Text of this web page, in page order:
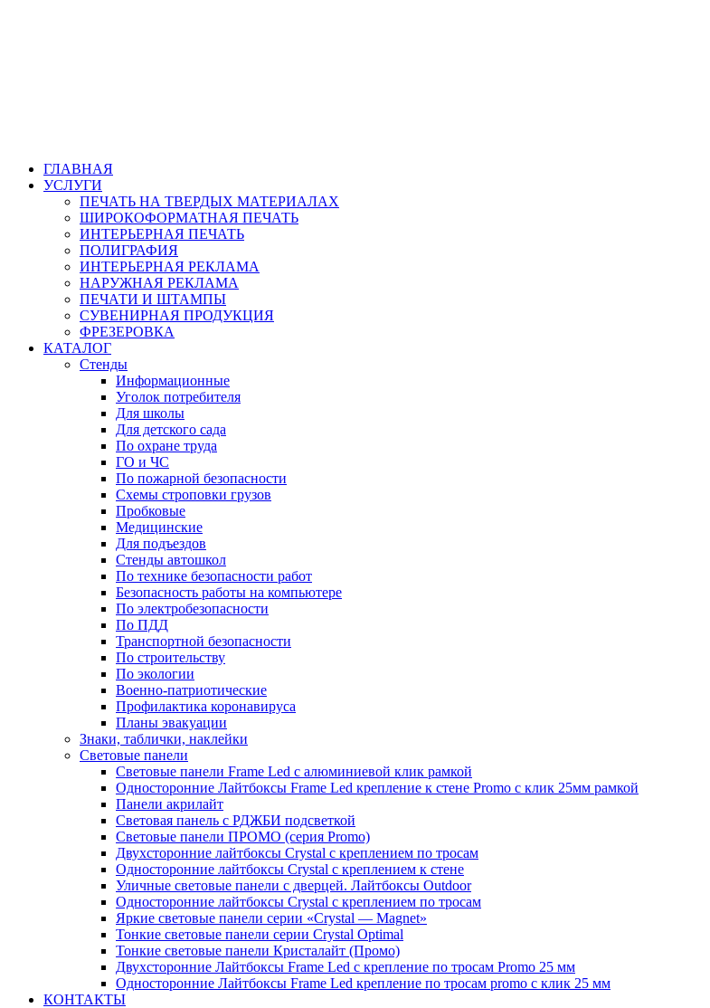
ГЛАВНАЯ
УСЛУГИ
ПЕЧАТЬ НА ТВЕРДЫХ МАТЕРИАЛАХ
ШИРОКОФОРМАТНАЯ ПЕЧАТЬ
ИНТЕРЬЕРНАЯ ПЕЧАТЬ
ПОЛИГРАФИЯ
ИНТЕРЬЕРНАЯ РЕКЛАМА
НАРУЖНАЯ РЕКЛАМА
ПЕЧАТИ И ШТАМПЫ
СУВЕНИРНАЯ ПРОДУКЦИЯ
ФРЕЗЕРОВКА
КАТАЛОГ
Стенды
Информационные
Уголок потребителя
Для школы
Для детского сада
По охране труда
ГО и ЧС
По пожарной безопасности
Схемы строповки грузов
Пробковые
Медицинские
Для подъездов
Стенды автошкол
По технике безопасности работ
Безопасность работы на компьютере
По электробезопасности
По ПДД
Транспортной безопасности
По строительству
По экологии
Военно-патриотические
Профилактика коронавируса
Планы эвакуации
Знаки, таблички, наклейки
Световые панели
Световые панели Frame Led с алюминиевой клик рамкой
Односторонние Лайтбоксы Frame Led крепление к стене Promo с клик 25мм рамкой
Панели акрилайт
Световая панель с РДЖБИ подсветкой
Световые панели ПРОМО (серия Promo)
Двухсторонние лайтбоксы Crystal с креплением по тросам
Односторонние лайтбоксы Crystal с креплением к стене
Уличные световые панели с дверцей. Лайтбоксы Outdoor
Односторонние лайтбоксы Crystal с креплением по тросам
Яркие световые панели серии «Crystal — Magnet»
Тонкие световые панели серии Crystal Optimal
Тонкие световые панели Кристалайт (Промо)
Двухсторонние Лайтбоксы Frame Led с крепление по тросам Promo 25 мм
Односторонние Лайтбоксы Frame Led крепление по тросам promo с клик 25 мм
КОНТАКТЫ